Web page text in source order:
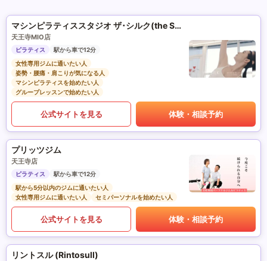
マシンピラティススタジオ ザ･シルク(the SILK)
天王寺MIO店
ピラティス
駅から車で12分
女性専用ジムに通いたい人
姿勢・腰痛・肩こりが気になる人
マシンピラティスを始めたい人
グループレッスンで始めたい人
公式サイトを見る 体験・相談予約
プリッツジム
天王寺店
ピラティス
駅から車で12分
駅から5分以内のジムに通いたい人
女性専用ジムに通いたい人
セミパーソナルを始めたい人
公式サイトを見る 体験・相談予約
リントスル (Rintosull)